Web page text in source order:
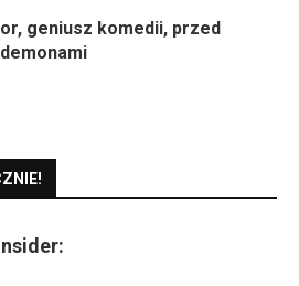
geniusz komedii, przed